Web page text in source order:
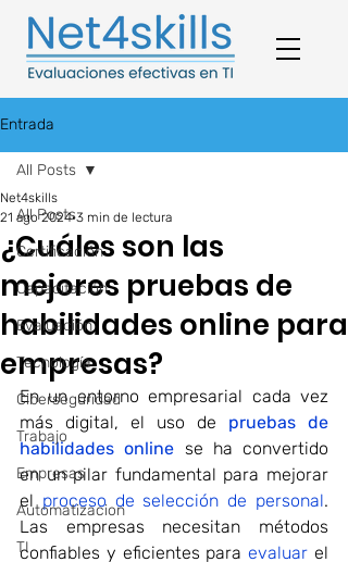
Entrada
All Posts
Certificación
Capacitación
Evaluación
Tecnología
Ciberseguridad
Trabajo
Empresas
Automatizacion
TI
All Posts
¿Cuáles son las
mejores pruebas de
habilidades online para
empresas?
Net4skills
21 ago 2024 3 min de lectura
En un entorno empresarial cada vez
más digital, el uso de pruebas de
habilidades online se ha convertido
en un pilar fundamental para mejorar
el proceso de selección de personal.
Las empresas necesitan métodos
confiables y eficientes para evaluar el